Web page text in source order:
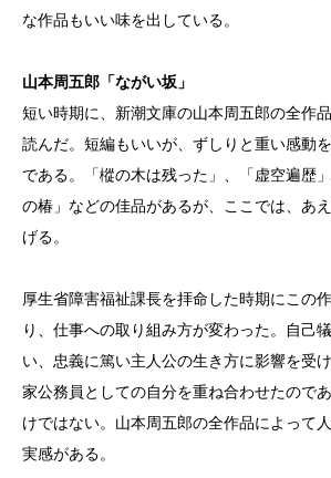
な作品もいい味を出している。
山本周五郎「ながい坂」
短い時期に、新潮文庫の山本周五郎の全作
読んだ。短編もいいが、ずしりと重い感動
である。「樅の木は残った」、「虚空遍歴
の椿」などの佳品があるが、ここでは、あ
げる。
厚生省障害福祉課長を拝命した時期にこの
り、仕事への取り組み方が変わった。自己
い、忠義に篤い主人公の生き方に影響を受
家公務員としての自分を重ね合わせたので
けではない。山本周五郎の全作品によって
実感がある。